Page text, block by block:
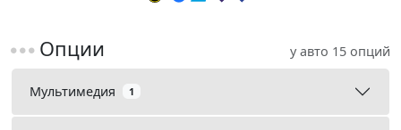
Опции у авто 15 опций
Мультимедия 1